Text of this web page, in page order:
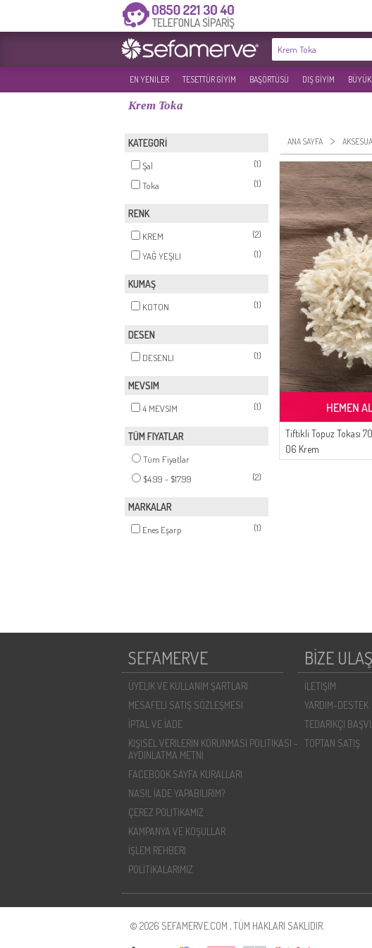
EN YENILER TESETTÜR GİYİM BAŞÖRTÜSÜ DIŞ GİYİM
Krem Toka
KATEGORİ
Şal
(1)
Toka
(1)
RENK
KREM
(2)
YAĞ YEŞILI
(1)
KUMAŞ
KOTON (1)
DESEN
DESENLI (1)
MEVSIM
4 MEVSIM (1)
TÜM FIYATLAR
Tüm Fiyatlar
$4.99 - $17.99
(2)
MARKALAR
Enes Eşarp (1)
ANA SAYFA >
Tiftikli Topuz Tokası
06 Krem
HEMEN
SEFAMERVE
ÜYELIK VE KULLANIM ŞARTLARI
MESAFELI SATIŞ SÖZLEŞMESI
İPTAL VE İADE
KIŞISEL VERILERIN KORUNMASI POLITIKASI -
AYDINLATMA METNI
FACEBOOK SAYFA KURALLARI
NASIL İADE YAPABILIRIM?
ÇEREZ POLITIKAMIZ
KAMPANYA VE KOŞULLAR
İŞLEM REHBERI
POLİTİKALARIMIZ
BİZE
İLETIŞIM
YARDIM-DESTEK
TEDARIKÇI
TOPTAN SATIŞ
© 2026 SEFAMERVE.COM , TÜM HAKLARI SAKLIDIR.